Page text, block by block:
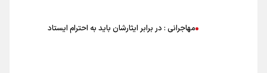
شاهرخی: اندازه داشته‌هایمان از بازار جام جهانی برداشت کردیم/ دودستی
سرنوشت صعود را به تیم‌های دیگر سپردیم
مهاجرانی : در برابر ایثارشان باید به احترام ایستاد